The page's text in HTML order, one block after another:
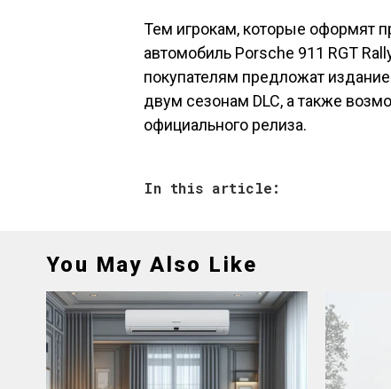
Тем игрокам, которые оформят
автомобиль Porsche 911 RGT
покупателям предложат
двум сезонам DLC, а также
официального релиза.
In this article:
You May Also Like